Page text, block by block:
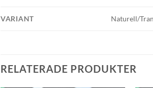
VARIANT Naturell/
RELATERADE PRODUKTER